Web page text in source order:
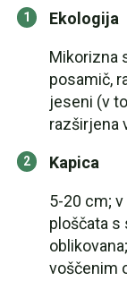
Ekologija
Mikorizna
posamič,
jeseni (v
razširjena
Kapica
5-20 cm;
ploščata s
voščenim